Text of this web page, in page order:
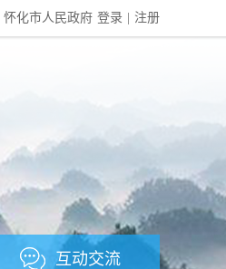
怀化市人民政府 登录 注册
互动交流